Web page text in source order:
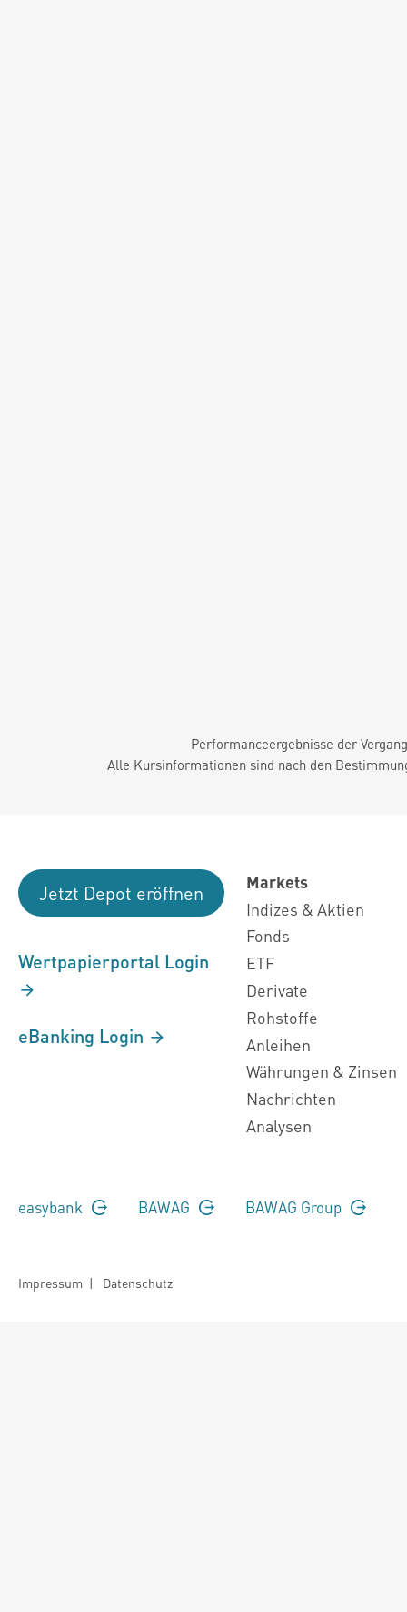
Performanceergebnisse der
Alle Kursinformationen sind nach den
Jetzt Depot eröffnen
Wertpapierportal Login
eBanking Login
Markets
Indizes & Aktien
Fonds
ETF
Derivate
Rohstoffe
Anleihen
Währungen & Zinsen
Nachrichten
Analysen
easybank BAWAG BAWAG Group
Impressum | Datenschutz